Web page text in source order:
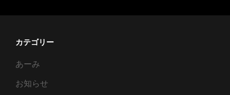
カテゴリー
あーみ
お知らせ